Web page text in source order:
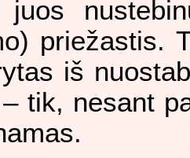
juos
priežastis.
iš
tik, nesant